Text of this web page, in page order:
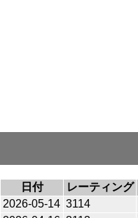
日付 レーティング
2026-05-14 3114